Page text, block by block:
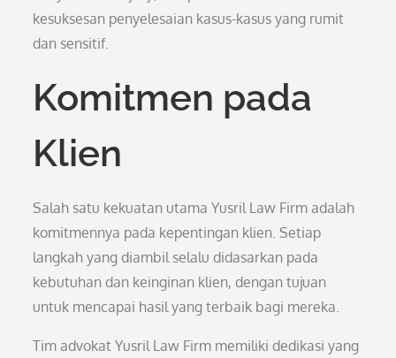
kesuksesan penyelesaian kasus-kasus yang rumit
dan sensitif.
Komitmen pada
Klien
Salah satu kekuatan utama Yusril Law Firm adalah
komitmennya pada kepentingan klien. Setiap
langkah yang diambil selalu didasarkan pada
kebutuhan dan keinginan klien, dengan tujuan
untuk mencapai hasil yang terbaik bagi mereka.
Tim advokat Yusril Law Firm memiliki dedikasi yang